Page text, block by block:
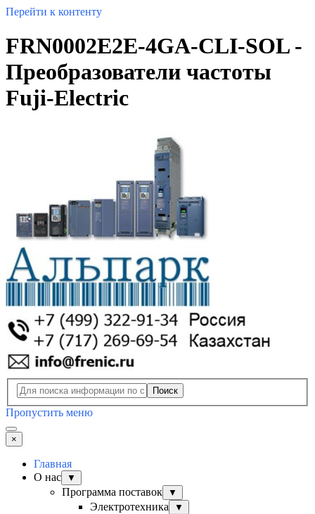
Перейти к контенту
FRN0002E2E-4GA-CLI-SOL -
Преобразователи частоты
Fuji-Electric
Поиск
Пропустить меню
×
Главная
О нас
▼
Программа поставок ▼
Электротехника ▼